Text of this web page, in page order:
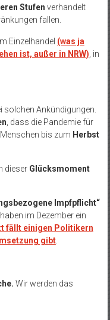
Stufen verhandelt
fallen.
Einzelhandel (was ja
ist, außer in NRW) , in
solchen Ankündigungen.
, dass die Pandemie für
bis zum Herbst
dieser Glücksmoment
Impfpflicht“
im Dezember ein
fällt einigen Politikern
gibt.
Wir werden das